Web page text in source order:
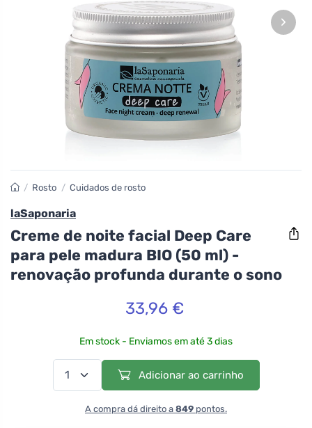
›
/ Rosto / Cuidados de rosto
laSaponaria
Creme de noite facial Deep Care
para pele madura BIO (50 ml) -
renovação profunda durante o sono
33,96 €
Em stock - Enviamos em até 3 dias
Adicionar ao carrinho
A compra dá direito a 849 pontos.